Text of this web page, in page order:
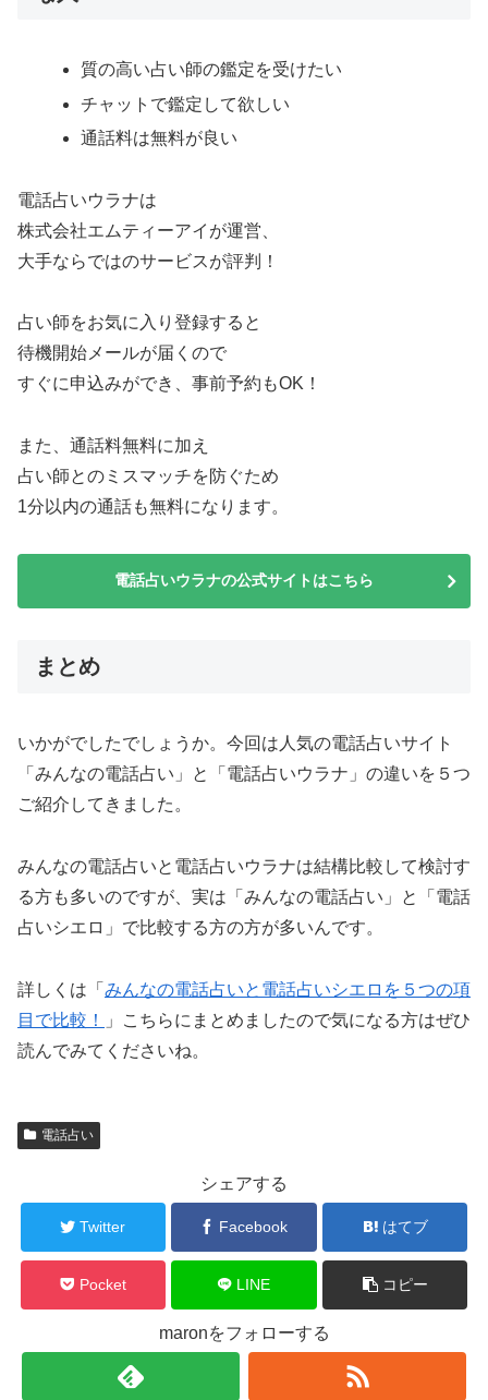
質の高い占い師の鑑定を受けたい
チャットで鑑定して欲しい
通話料は無料が良い
電話占いウラナは
株式会社エムティーアイが運営、
大手ならではのサービスが評判！
占い師をお気に入り登録すると
待機開始メールが届くので
すぐに申込みができ、事前予約もOK！
また、通話料無料に加え
占い師とのミスマッチを防ぐため
1分以内の通話も無料になります。
電話占いウラナの公式サイトはこちら
まとめ
いかがでしたでしょうか。今回は人気の電話占いサイト
「みんなの電話占い」と「電話占いウラナ」の違いを５つ
ご紹介してきました。
みんなの電話占いと電話占いウラナは結構比較して検討す
る方も多いのですが、実は「みんなの電話占い」と「電話
占いシエロ」で比較する方の方が多いんです。
詳しくは「 みんなの電話占いと電話占いシエロを５つの項
目で比較！
」こちらにまとめましたので気になる方はぜひ
読んでみてくださいね。
電話占い
シェアする
Twitter Facebook はてブ
Pocket LINE コピー
maronをフォローする